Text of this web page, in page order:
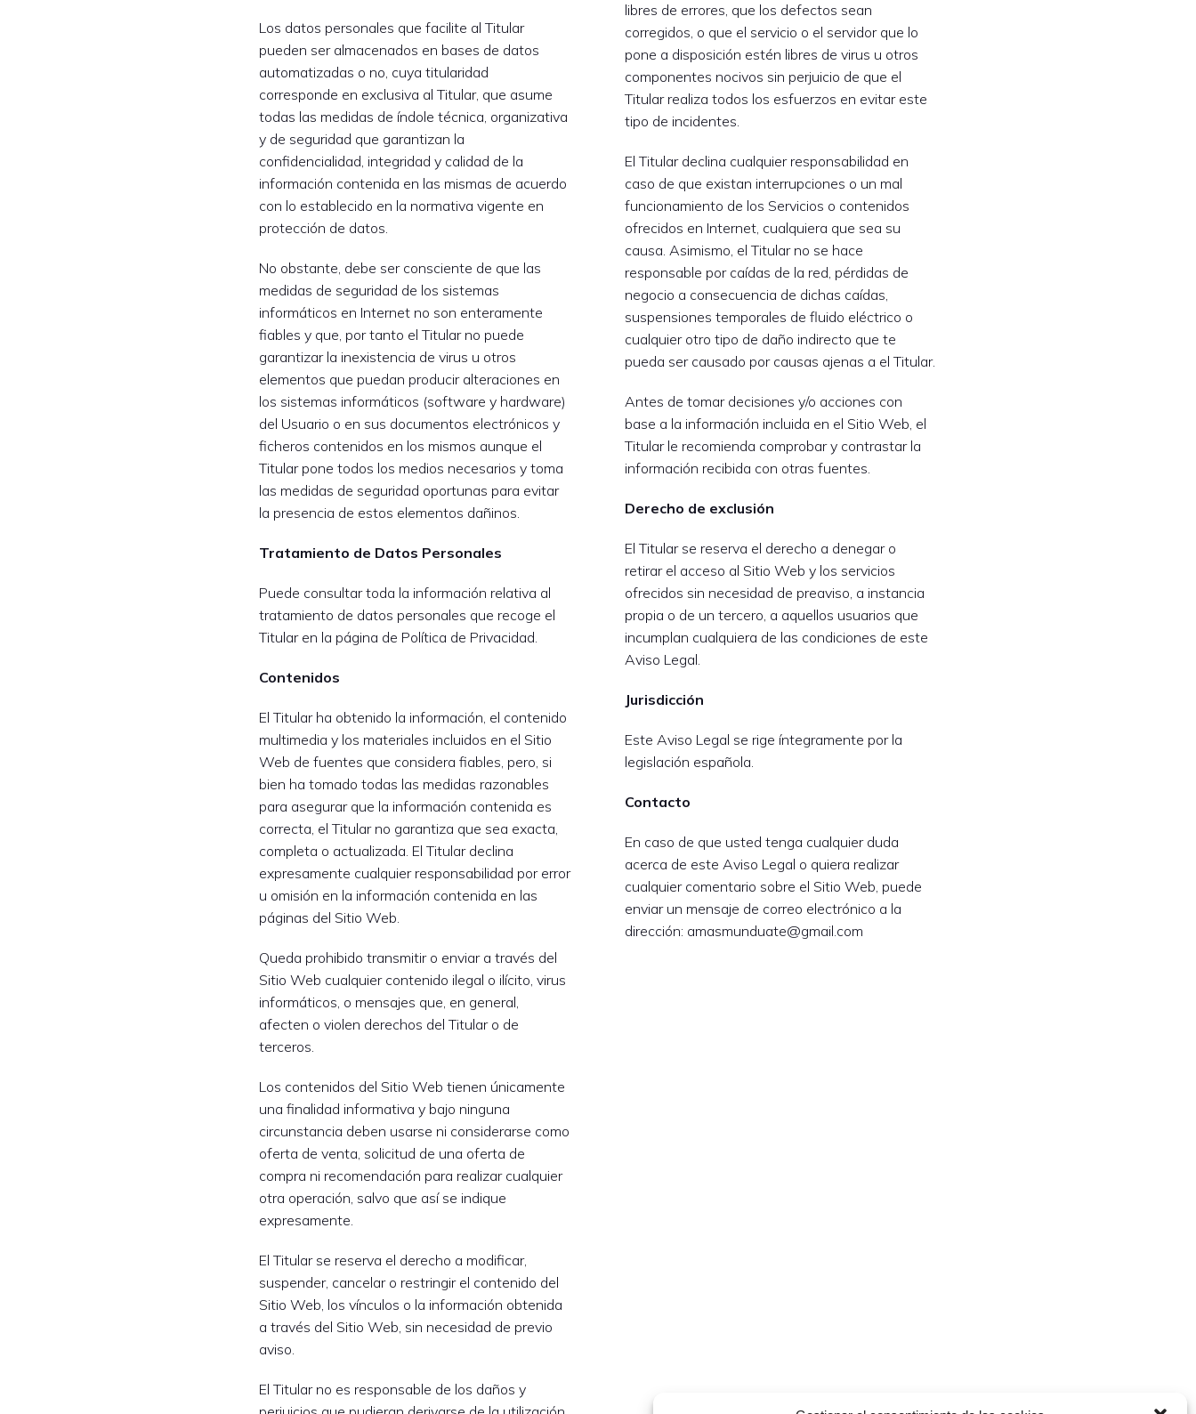
Los datos personales que facilite al Titular
pueden ser almacenados en bases de datos
automatizadas o no, cuya titularidad
corresponde en exclusiva al Titular, que asume
todas las medidas de índole técnica, organizativa
y de seguridad que garantizan la
confidencialidad, integridad y calidad de la
información contenida en las mismas de acuerdo
con lo establecido en la normativa vigente en
protección de datos.
No obstante, debe ser consciente de que las
medidas de seguridad de los sistemas
informáticos en Internet no son enteramente
fiables y que, por tanto el Titular no puede
garantizar la inexistencia de virus u otros
elementos que puedan producir alteraciones en
los sistemas informáticos (software y hardware)
del Usuario o en sus documentos electrónicos y
ficheros contenidos en los mismos aunque el
Titular pone todos los medios necesarios y toma
las medidas de seguridad oportunas para evitar
la presencia de estos elementos dañinos.
Tratamiento de Datos Personales
Puede consultar toda la información relativa al
tratamiento de datos personales que recoge el
Titular en la página de Política de Privacidad.
Contenidos
El Titular ha obtenido la información, el contenido
multimedia y los materiales incluidos en el Sitio
Web de fuentes que considera fiables, pero, si
bien ha tomado todas las medidas razonables
para asegurar que la información contenida es
correcta, el Titular no garantiza que sea exacta,
completa o actualizada. El Titular declina
expresamente cualquier responsabilidad por error
u omisión en la información contenida en las
páginas del Sitio Web.
Queda prohibido transmitir o enviar a través del
Sitio Web cualquier contenido ilegal o ilícito, virus
informáticos, o mensajes que, en general,
afecten o violen derechos del Titular o de
terceros.
Los contenidos del Sitio Web tienen únicamente
una finalidad informativa y bajo ninguna
circunstancia deben usarse ni considerarse como
oferta de venta, solicitud de una oferta de
compra ni recomendación para realizar cualquier
otra operación, salvo que así se indique
expresamente.
El Titular se reserva el derecho a modificar,
suspender, cancelar o restringir el contenido del
Sitio Web, los vínculos o la información obtenida
a través del Sitio Web, sin necesidad de previo
aviso.
El Titular no es responsable de los daños y
libres de errores, que los defectos sean
corregidos, o que el servicio o el servidor que lo
pone a disposición estén libres de virus u otros
componentes nocivos sin perjuicio de que el
Titular realiza todos los esfuerzos en evitar este
tipo de incidentes.
El Titular declina cualquier responsabilidad en
caso de que existan interrupciones o un mal
funcionamiento de los Servicios o contenidos
ofrecidos en Internet, cualquiera que sea su
causa. Asimismo, el Titular no se hace
responsable por caídas de la red, pérdidas de
negocio a consecuencia de dichas caídas,
suspensiones temporales de fluido eléctrico o
cualquier otro tipo de daño indirecto que te
pueda ser causado por causas ajenas a el Titular.
Antes de tomar decisiones y/o acciones con
base a la información incluida en el Sitio Web, el
Titular le recomienda comprobar y contrastar la
información recibida con otras fuentes.
Derecho de exclusión
El Titular se reserva el derecho a denegar o
retirar el acceso al Sitio Web y los servicios
ofrecidos sin necesidad de preaviso, a instancia
propia o de un tercero, a aquellos usuarios que
incumplan cualquiera de las condiciones de este
Aviso Legal.
Jurisdicción
Este Aviso Legal se rige íntegramente por la
legislación española.
Contacto
En caso de que usted tenga cualquier duda
acerca de este Aviso Legal o quiera realizar
cualquier comentario sobre el Sitio Web, puede
enviar un mensaje de correo electrónico a la
dirección: amasmunduate@gmail.com